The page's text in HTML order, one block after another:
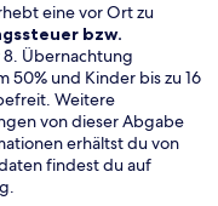
eine vor Ort zu
bzw.
8. Übernachtung
50% und Kinder bis zu 16
Weitere
von dieser Abgabe
erhältst du von
findest du auf